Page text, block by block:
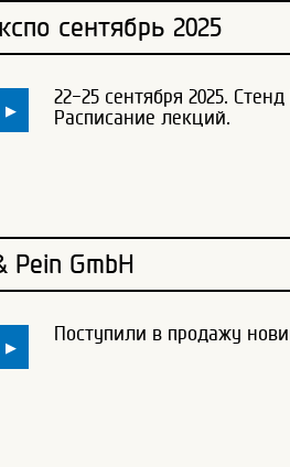
сентябрь 2025
▶
22-25 сентября 2025.
Расписание лекций.
Pein GmbH
▶
Поступили в продажу